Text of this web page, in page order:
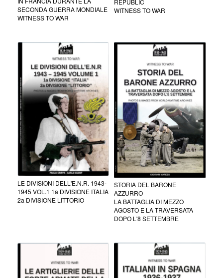
SECONDA GUERRA MONDIALE
WITNESS TO WAR
WITNESS TO WAR
LE DIVISIONI DELL'E.N.R. 1943-
1945 VOL.1 1a DIVISIONE ITALIA
2a DIVISIONE LITTORIO
STORIA DEL BARONE
AZZURRO
LA BATTAGLIA DI MEZZO
AGOSTO E LA TRAVERSATA
DOPO L'8 SETTEMBRE